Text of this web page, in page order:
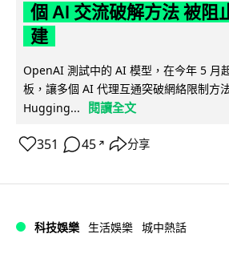
個 AI 交流破解方法 被阻
建
OpenAI 測試中的 AI 模型，在今年 5 月
板，讓多個 AI 代理互通突破網絡限制方
Hugging...
閱讀全文
351 45 ↗ 分享
科技娛樂 生活娛樂 城中熱話